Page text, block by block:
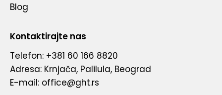
Blog
Kontaktirajte nas
Telefon: +381 60 166 8820
Adresa: Krnjača, Palilula, Beograd
E-mail: office@ght.rs